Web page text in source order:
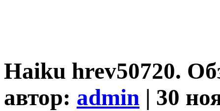
Haiku hrev50720.
автор: admin | 30